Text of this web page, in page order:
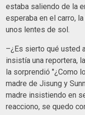
estaba saliendo de la
esperaba en el carro,
unos lentes de sol.
–¿Es sierto qué usted
insistía una reportera,
la sorprendió "¿Como
madre de Jisung y
madre insistiendo en
reacciono, se quedo